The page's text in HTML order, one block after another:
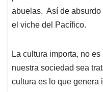
abuelas. Así de absurdo
el viche del Pacífico.
La cultura importa, no
nuestra sociedad sea
cultura es lo que genera